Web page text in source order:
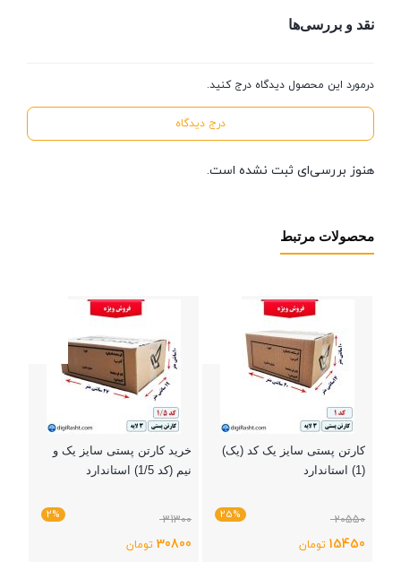
نقد و بررسی‌ها
درمورد این محصول دیدگاه درج کنید.
درج دیدگاه
هنوز بررسی‌ای ثبت نشده است.
محصولات مرتبط
کارتن پستی سایز یک کد (یک)
(1) استاندارد
25% 20550
15450 تومان
خرید کارتن پستی سایز یک و
نیم (کد 1/5) استاندارد
2% 31300
30800 تومان